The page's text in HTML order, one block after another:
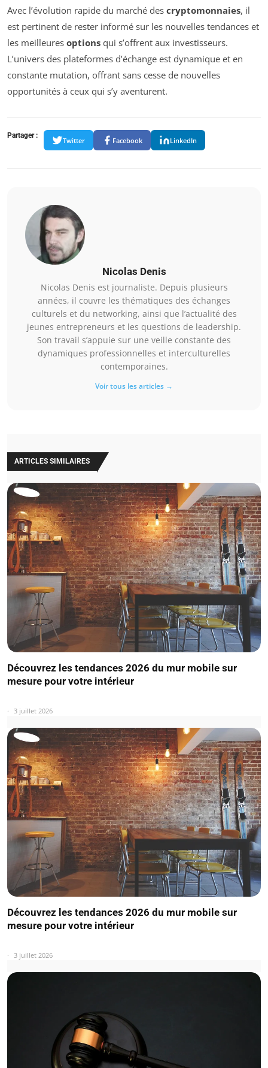
Avec l’évolution rapide du marché des cryptomonnaies, il
est pertinent de rester informé sur les nouvelles tendances et
les meilleures options qui s’offrent aux investisseurs.
L’univers des plateformes d’échange est dynamique et en
constante mutation, offrant sans cesse de nouvelles
opportunités à ceux qui s’y aventurent.
Partager :
Twitter Facebook LinkedIn
Nicolas Denis
Nicolas Denis est journaliste. Depuis plusieurs
années, il couvre les thématiques des échanges
culturels et du networking, ainsi que l’actualité des
jeunes entrepreneurs et les questions de leadership.
Son travail s’appuie sur une veille constante des
dynamiques professionnelles et interculturelles
contemporaines.
Voir tous les articles →
ARTICLES SIMILAIRES
Découvrez les tendances 2026 du mur mobile sur
mesure pour votre intérieur
3 juillet 2026
Découvrez les tendances 2026 du mur mobile sur
mesure pour votre intérieur
3 juillet 2026